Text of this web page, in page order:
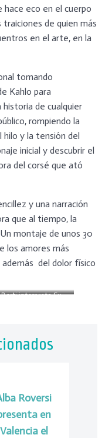
eco en el cuerpo
de quien más
en el arte, en la
tomando
Kahlo para
de cualquier
rompiendo la
y la tensión del
inicial y descubrir el
del corsé que ató
y una narración
que al tiempo, la
montaje de unos 30
los amores más
del dolor físico
interpreta Su
Roversi
en
Valencia el